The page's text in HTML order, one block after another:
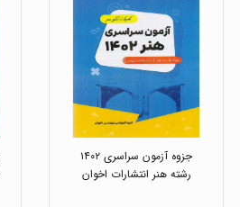
جزوه آزمون سراسری ۱۴۰۲
رشته هنر انتشارات اخوان